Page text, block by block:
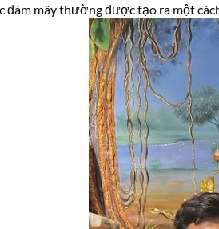
đám mây thường được tạo ra một